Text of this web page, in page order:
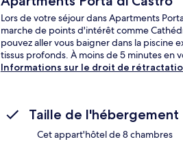
Lors de votre séjour dans Apartments
marche de points d'intérêt comme
pouvez aller vous baigner dans la piscine
tissus profonds. À moins de 5 minutes en
Informations sur le droit de
Taille de l'hébergement
Cet appart'hôtel de 8 chambres